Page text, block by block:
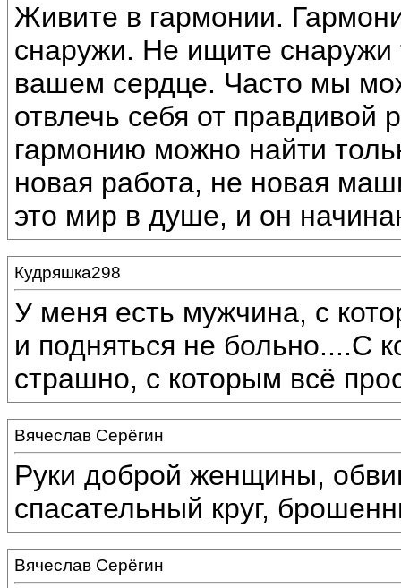
Живите в гармонии.
снаружи. Не ищите снаружи
вашем сердце. Часто мы
отвлечь себя от правдивой
гармонию можно найти
новая работа, не новая
это мир в душе, и он
Кудряшка298
У меня есть мужчина, с
и подняться не больно....С
страшно, с которым всё
Вячеслав Серёгин
Руки доброй женщины,
спасательный круг,
Вячеслав Серёгин